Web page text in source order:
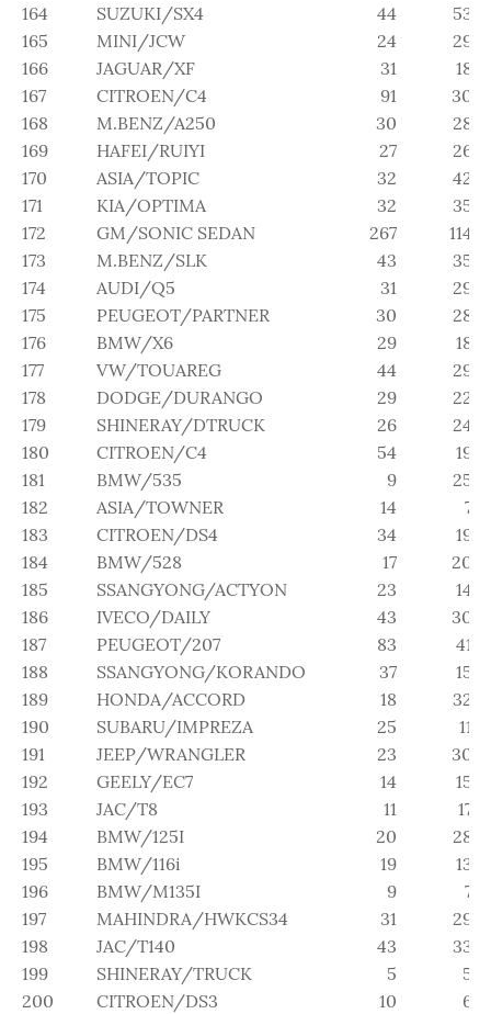
164
SUZUKI/SX4 44
53
165
MINI/JCW 24
29
166
JAGUAR/XF 31
18
167
CITROEN/C4 91
30
168
M.BENZ/A250 30
28
169
HAFEI/RUIYI 27
26
170
ASIA/TOPIC 32
42
171
KIA/OPTIMA 32
35
172
GM/SONIC SEDAN 267
114
173
M.BENZ/SLK 43
35
174
AUDI/Q5 31
29
175
PEUGEOT/PARTNER 30
28
176
BMW/X6 29
18
177
VW/TOUAREG 44
29
178
DODGE/DURANGO 29
22
179
SHINERAY/DTRUCK 26
24
180
CITROEN/C4 54
19
181
BMW/535 9
25
182
ASIA/TOWNER 14
7
183
CITROEN/DS4 34
19
184
BMW/528 17
20
185
SSANGYONG/ACTYON 23
14
186
IVECO/DAILY 43
30
187
PEUGEOT/207 83
41
188
SSANGYONG/KORANDO 37
15
189
HONDA/ACCORD 18
32
190
SUBARU/IMPREZA 25
11
191
JEEP/WRANGLER 23
30
192
GEELY/EC7 14
15
193
JAC/T8 11
17
194
BMW/125I 20
28
195
BMW/116i 19
13
196
BMW/M135I 9
7
197
MAHINDRA/HWKCS34 31
29
198
JAC/T140 43
33
199
SHINERAY/TRUCK 5
5
200
CITROEN/DS3 10
6